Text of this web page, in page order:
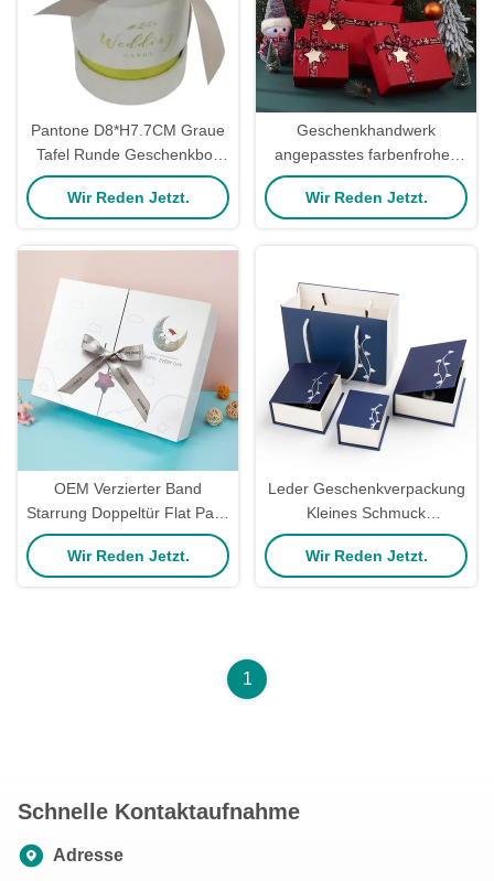
Pantone D8*H7.7CM Graue
Tafel Runde Geschenkbox
für Hochzeitsfeiern
Wir Reden Jetzt.
Geschenkhandwerk
angepasstes farbenfrohes
Starrpapier
Weihnachtsgeschenkverpackung
Wir Reden Jetzt.
OEM Verzierter Band
Starrung Doppeltür Flat Pack
Geschenkboxen Bestellung
Wir Reden Jetzt.
Leder Geschenkverpackung
Kleines Schmuck
Geschenkverpackung mit
Logo und Personalisierung
Wir Reden Jetzt.
1
Schnelle Kontaktaufnahme
Adresse